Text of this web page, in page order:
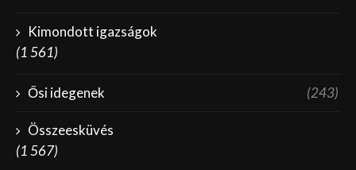
Kimondott igazságok
(1 561)
Ősi idegenek (243)
Összeesküvés
(1 567)